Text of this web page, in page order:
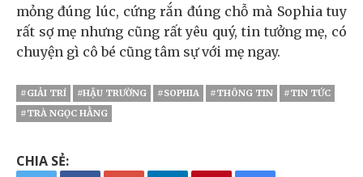
mỏng đúng lúc, cứng rắn đúng chỗ mà Sophia tuy
rất sợ mẹ nhưng cũng rất yêu quý, tin tưởng mẹ, có
chuyện gì cô bé cũng tâm sự với mẹ ngay.
#GIẢI TRÍ #HẬU TRƯỜNG #SOPHIA #THÔNG TIN
#TIN TỨC
#TRÀ NGỌC HẰNG
CHIA SẺ: